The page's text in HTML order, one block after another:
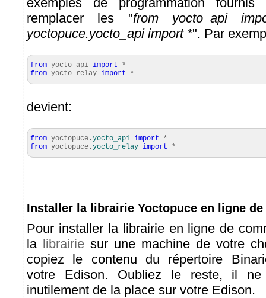
remplacer les "from yocto_api
yoctopuce.yocto_api import *". Par
from yocto_api import *
from yocto_relay import *
devient:
from yoctopuce.yocto_api import *
from yoctopuce.yocto_relay import *
Installer la librairie Yoctopuce en ligne de
Pour installer la librairie en ligne de
la librairie sur une machine de votre
copiez le contenu du répertoire
votre Edison. Oubliez le reste, il
inutilement de la place sur votre Edison.